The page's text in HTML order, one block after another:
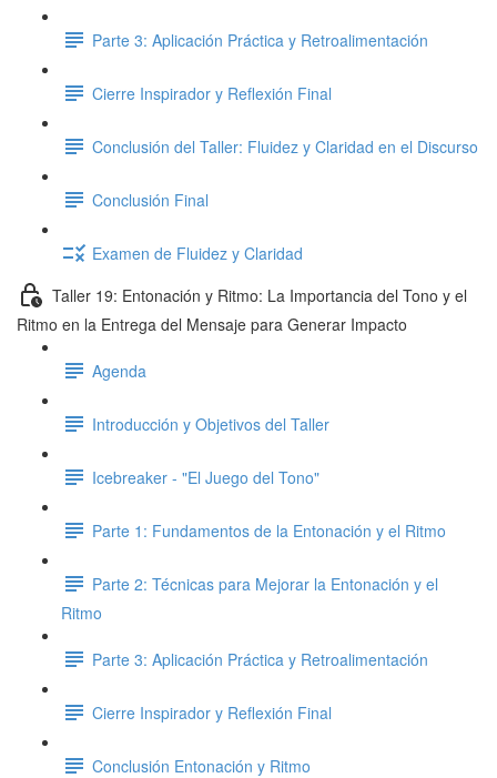
Parte 3: Aplicación Práctica y Retroalimentación
Cierre Inspirador y Reflexión Final
Conclusión del Taller: Fluidez y Claridad en el Discurso
Conclusión Final
Examen de Fluidez y Claridad
Taller 19: Entonación y Ritmo: La Importancia del Tono y el
Ritmo en la Entrega del Mensaje para Generar Impacto
Agenda
Introducción y Objetivos del Taller
Icebreaker - "El Juego del Tono"
Parte 1: Fundamentos de la Entonación y el Ritmo
Parte 2: Técnicas para Mejorar la Entonación y el
Ritmo
Parte 3: Aplicación Práctica y Retroalimentación
Cierre Inspirador y Reflexión Final
Conclusión Entonación y Ritmo